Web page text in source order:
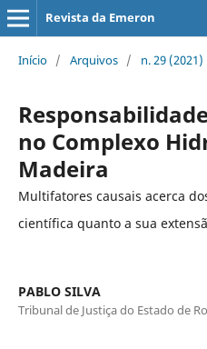
Revista da Emeron
Início / Arquivos / n. 29 (2021)
no Complexo
Madeira
Multifatores causais acerca
científica quanto a sua
PABLO SILVA
Tribunal de Justiça do Estado de